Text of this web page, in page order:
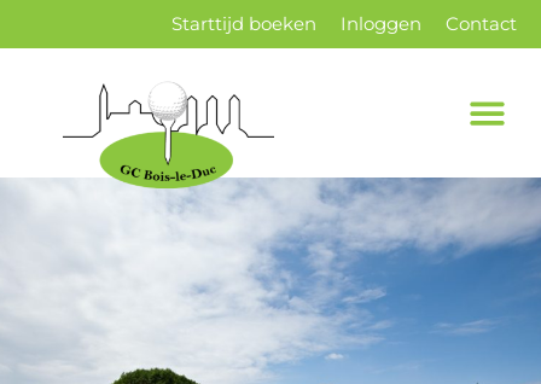
Starttijd boeken Inloggen Contact